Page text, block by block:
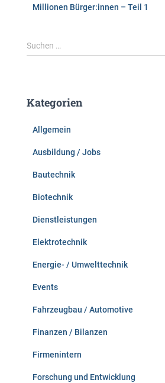
Millionen Bürger:innen – Teil 1
S
u
n
Suchen …
Kategorien
Allgemein
Ausbildung / Jobs
Bautechnik
Biotechnik
Dienstleistungen
Elektrotechnik
Energie- / Umwelttechnik
Events
Fahrzeugbau / Automotive
Finanzen / Bilanzen
Firmenintern
Forschung und Entwicklung